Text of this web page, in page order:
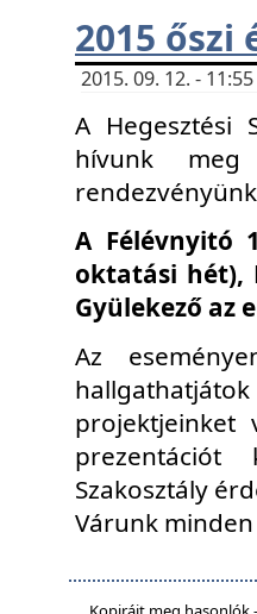
2015
2015. 09. 12. -
A Hegesztési
hívunk
A Félévnyitó
oktatási hét),
Gyülekező az
Az
Szakosztály
Várunk